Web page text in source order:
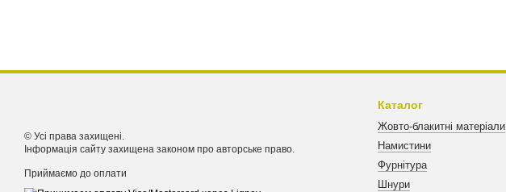
© Усі права захищені.
Інформація сайту захищена законом про авторське право.
Приймаємо до оплати
Каталог
Жовто-блакитні матеріали
Намистини
Фурнітура
Шнури